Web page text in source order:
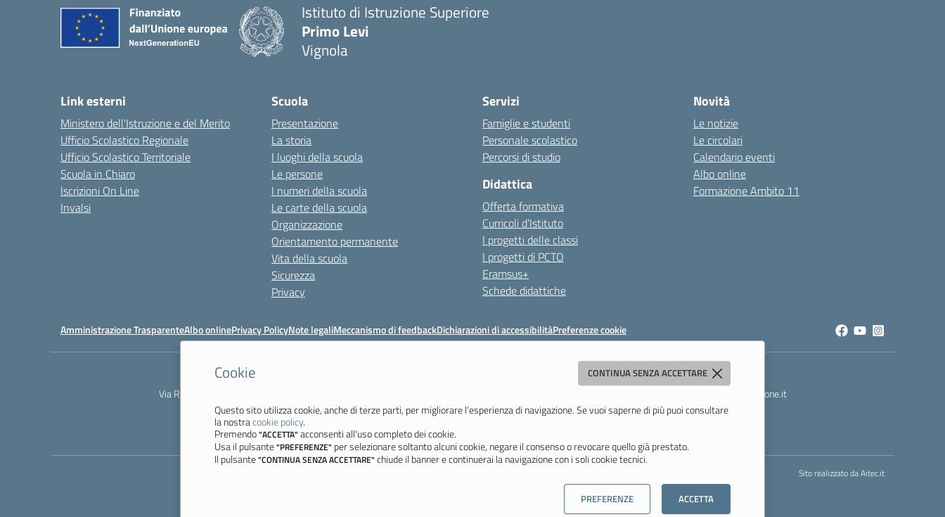
Cookie CONTINUA SENZA ACCETTARE
Questo sito utilizza cookie, anche di terze parti, per migliorare l'esperienza di navigazione. Se vuoi saperne di più puoi consultare
la nostracookie policy.
Premendo"ACCETTA" acconsenti all'uso completo dei cookie.
Usa il pulsante"PREFERENZE" per selezionare soltanto alcuni cookie, negare il consenso o revocare quello già prestato.
Il pulsante"CONTINUA SENZA ACCETTARE" chiude il banner e continuerai la navigazione con i soli cookie tecnici.
PREFERENZE ACCETTA
Istituto di Istruzione Superiore
Primo Levi
Vignola
Link esterni
Ministero dell'Istruzione e del Merito
Ufficio Scolastico Regionale
Ufficio Scolastico Territoriale
Scuola in Chiaro
Iscrizioni On Line
Invalsi
Scuola
Presentazione
La storia
I luoghi della scuola
Le persone
I numeri della scuola
Le carte della scuola
Organizzazione
Orientamento permanente
Vita della scuola
Sicurezza
Privacy
Servizi
Famiglie e studenti
Personale scolastico
Percorsi di studio
Didattica
Offerta formativa
Curricoli d'Istituto
I progetti delle classi
I progetti di PCTO
Eramsus+
Schede didattiche
Novità
Le notizie
Le circolari
Calendario eventi
Albo online
Formazione Ambito 11
Amministrazione TrasparenteAlbo onlinePrivacy PolicyNote legaliMeccanismo di feedbackDichiarazioni di accessibilitàPreferenze cookie
Via Resistenza, 800 - 41058 Vignola (MO) - Tel. 059 771195 - Fax 059 764354 - Email:
mois00200c@pec.istruzione.it
Codice meccanografico: mois00200c - C.F. 94058180368
Ultimo aggiornamento: Lunedì, 3 Agosto 2026 ore 12:05
Sito realizzato daAitec.it